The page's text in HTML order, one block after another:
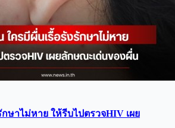
ษาไม่หาย ให้รีบไปตรวจHIV เผย